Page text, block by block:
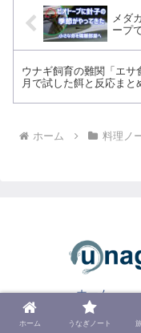
メダ
ープ
ウナギ飼育の難関「エサ
月で試した餌と反応まと
ホーム 料理ノ
ホーム
免責事項
ホーム うなぎノート